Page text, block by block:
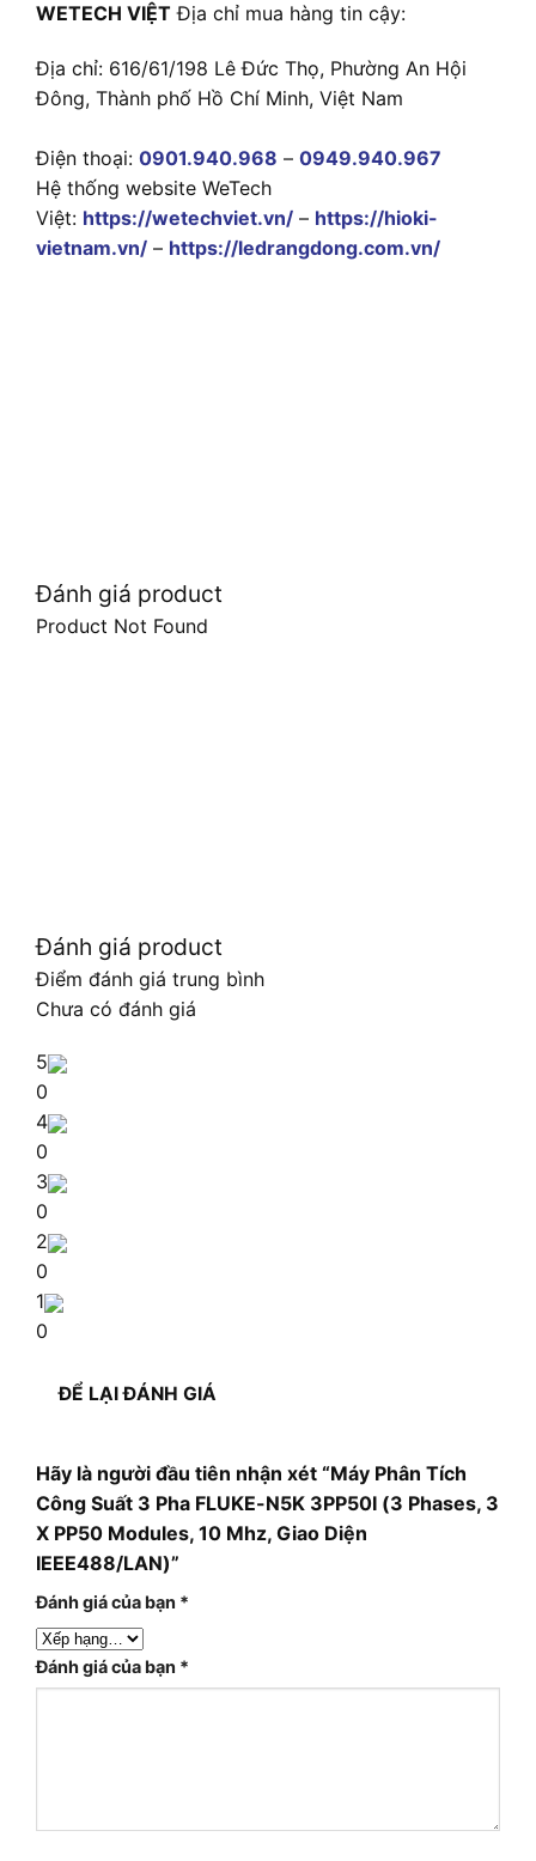
WETECH VIỆT Địa chỉ mua hàng tin cậy:
Địa chỉ: 616/61/198 Lê Đức Thọ, Phường An Hội
Đông, Thành phố Hồ Chí Minh, Việt Nam
Điện thoại: 0901.940.968 – 0949.940.967
Hệ thống website WeTech
Việt: https://wetechviet.vn/ – https://hioki-
vietnam.vn/ – https://ledrangdong.com.vn/
Đánh giá product
Product Not Found
Đánh giá product
Điểm đánh giá trung bình
Chưa có đánh giá
5
0
4
0
3
0
2
0
1
0
ĐỂ LẠI ĐÁNH GIÁ
Hãy là người đầu tiên nhận xét “Máy Phân Tích
Công Suất 3 Pha FLUKE-N5K 3PP50I (3 Phases, 3
X PP50 Modules, 10 Mhz, Giao Diện
IEEE488/LAN)”
Đánh giá của bạn *
Đánh giá của bạn *